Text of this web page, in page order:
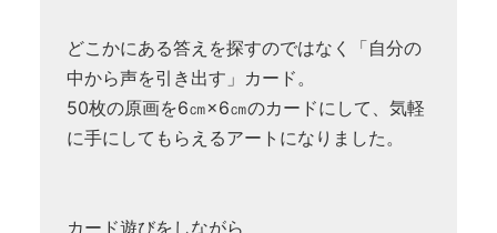
どこかにある答えを探すのではなく「自分の
中から声を引き出す」カード。
50枚の原画を6㎝×6㎝のカードにして、気軽
に手にしてもらえるアートになりました。
カード遊びをしながら